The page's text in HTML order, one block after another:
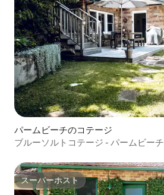
パームビーチのコテージ
ブルーソルトコテージ - パームビーチ
スーパーホスト
スーパーホスト